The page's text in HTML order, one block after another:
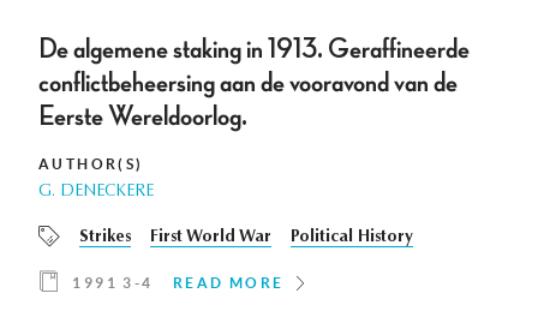
De algemene staking in 1913. Geraffineerde
conflictbeheersing aan de vooravond van de
Eerste Wereldoorlog.
AUTHOR(S)
G. DENECKERE
Strikes First World War Political History
1991 3-4 READ MORE